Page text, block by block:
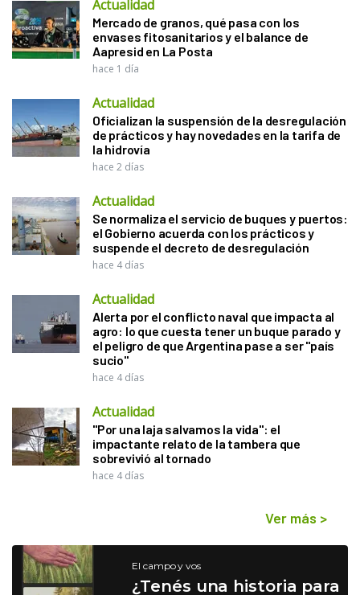
Actualidad
Mercado de granos, qué pasa con los
envases fitosanitarios y el balance de
Aapresid en La Posta
hace 1 día
Actualidad
Oficializan la suspensión de la desregulación
de prácticos y hay novedades en la tarifa de
la hidrovía
hace 2 días
Actualidad
Se normaliza el servicio de buques y puertos:
el Gobierno acuerda con los prácticos y
suspende el decreto de desregulación
hace 4 días
Actualidad
Alerta por el conflicto naval que impacta al
agro: lo que cuesta tener un buque parado y
el peligro de que Argentina pase a ser "país
sucio"
hace 4 días
Actualidad
"Por una laja salvamos la vida": el
impactante relato de la tambera que
sobrevivió al tornado
hace 4 días
Ver más >
El campo y vos
¿Tenés una historia para